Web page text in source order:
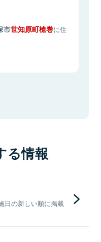
市世知原町槍巻に住
る情報
日の新しい順に掲載